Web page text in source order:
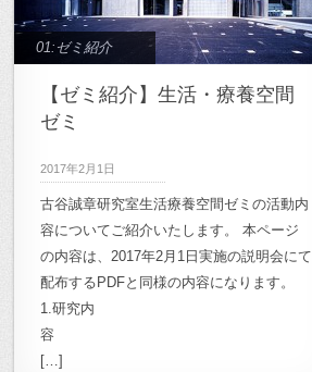
01:ゼミ紹介
【ゼミ紹介】生活・療養空間
ゼミ
2017年2月1日
古谷誠章研究室生活療養空間ゼミの活動内
容についてご紹介いたします。 本ページ
の内容は、2017年2月1日実施の説明会にて
配布するPDFと同様の内容になります。
1.研究内
容
[…]